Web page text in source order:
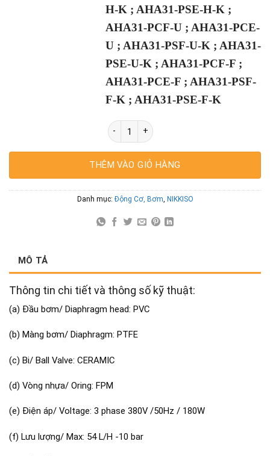
H-K ; AHA31-PSE-H-K ;
AHA31-PCF-U ; AHA31-PCE-
U ; AHA31-PSF-U-K ; AHA31-
PSE-U-K ; AHA31-PCF-F ;
AHA31-PCE-F ; AHA31-PSF-
F-K ; AHA31-PSE-F-K
NIKKISO AHA31 Bơm định lượng hóa
THÊM VÀO GIỎ HÀNG
Danh mục: Động Cơ, Bơm, NIKKISO
MÔ TẢ
Thông tin chi tiết và thông số kỹ thuật:
(a) Đầu bơm/ Diaphragm head: PVC
(b) Màng bơm/ Diaphragm: PTFE
(c) Bi/ Ball Valve: CERAMIC
(d) Vòng nhựa/ Oring: FPM
(e) Điện áp/ Voltage: 3 phase 380V /50Hz / 180W
(f) Lưu lượng/ Max: 54 L/H -10 bar